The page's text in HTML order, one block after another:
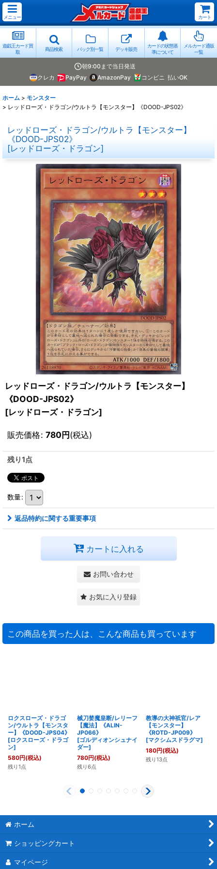
メニュー カート
遊戯王カード買
取
商品検索 パック別一覧 デッキ販売
カードの状態基
準について
メルカード通販
一覧
朝9:00まで当日発送
クレカ
PayPay AmazonPay コンビニ 払いOK
ホーム > モンスター
> レッドローズ・ドラゴン/ウルトラ【モンスター】《DOOD-JPS02》
レッドローズ・ドラゴン/ウルトラ【モンスター】
《DOOD-JPS02》
[レッドローズ・ドラゴン]
レッドローズ・ドラゴン/ウルトラ【モンスター】
《DOOD-JPS02》
[レッドローズ・ドラゴン]
販売価格: 780円(税込)
残り1点
数量:
返品特約に関する重要事項
カートに入れる
お問い合わせ
お気に入り登録
この商品を買った人は、こんな商品も買っています
ロクスローズ・ドラゴ
ン/ウルトラ【モンスタ
ー】《DOOD-JPS04》
[ロクスローズ・ドラゴ
ン]
580円(税込)
残り1点
械刀婪魔皇断/レリーフ
【魔法】《ALIN-
JP066》
[ゴルディオンシュナイ
ダー]
780円(税込)
残り6点
教導の大神祇官/レア
【モンスター】
《ROTD-JP009》
[マクシムスドラグマ]
180円(税込)
残り13点
ホーム
ショッピングカート
マイページ